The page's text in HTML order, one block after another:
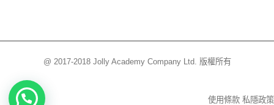
@ 2017-2018 Jolly Academy Company Ltd. 版權所有
使用條款 私隱政策